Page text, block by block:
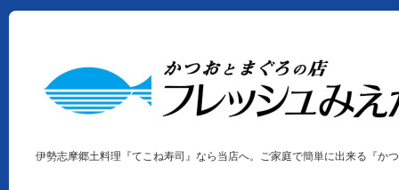
伊勢志摩郷土料理『てこね寿司』なら当店へ。ご家庭で簡単に出来る『か